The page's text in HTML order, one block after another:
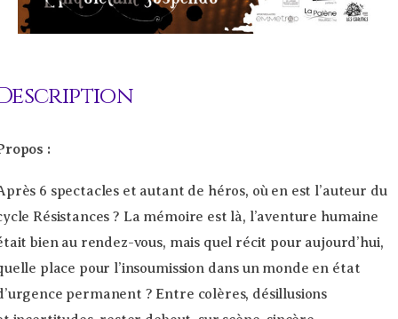
:
6 spectacles et autant de héros, où en est l’auteur du
Résistances ? La mémoire est là, l’aventure humaine
bien au rendez-vous, mais quel récit pour aujourd’hui,
place pour l’insoumission dans un monde en état
permanent ? Entre colères, désillusions